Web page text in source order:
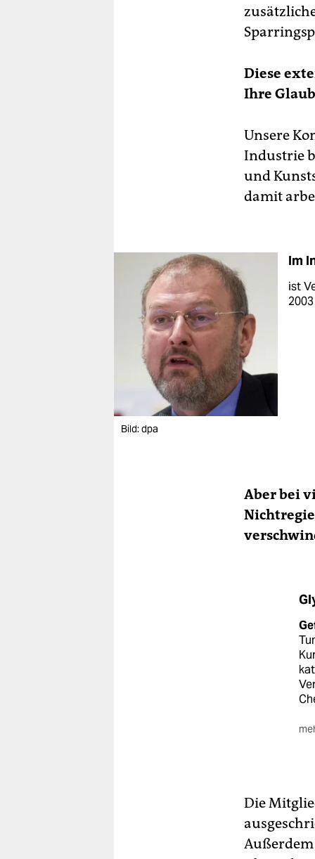
Diese
Ihre
Unsere
Industrie
und
damit
Bild: dpa
Im
ist
Aber bei
Die